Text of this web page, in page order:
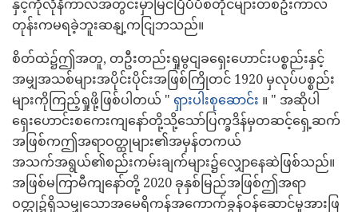
နှင့်ကိုလိုနီကာလအတွင်းမှာမြင်ပြီပီပီစတိုင်များတစ်ဦးကာလ
တုန်းကမရခဲ့ဘူးဆနျ့ကငျြဘသည်။
စိတ်ထဲ၌ဤအတူ, တဦးတည်းရှုမွငျခရှေးဟောင်းပစ္စည်းနှင့်
အမျှအသစ်များအပိုင်းပိုင်းအဖြစ်ကြိုတင် 1920 မှလုပ်ပစ္စည်း
များကိုကြည့်ရှုဖို့ဖြစ်ပါတယ် " ရှားပါးစုဆောင်း ။ " အဆိုပါ
ရှေးဟောင်းစကေးကျနော်တို့သို့သော်ပြက္ခဒိန်မှတဆင့်ရှေ့ဆက်
အဖြစ်ကဤအရာဝတ္ထုများ၏အမှန်တကယ်
အသက်အရွယ်၏စည်းကမ်းချက်များ၌လျှောနေဆဲဖြစ်သည်။
အဖြစ်မကြာမီကျနော်တို့ 2020 ခုနှစ်မြည်အဖြစ်ဤအရာ
ဝတ္ထု၌ရှိသမျှသောအမေရိကန်အကောက်ခွန်ဝန်ဆောင်မှုအားဖြ